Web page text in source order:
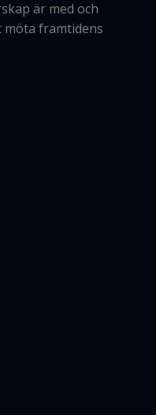
är med och
framtidens